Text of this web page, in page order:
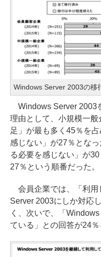
Windows Server 2003の移
Windows Server 2003
理由として、小規模一
足」が最も多く45％を
感じない」が27％とな
る必要を感じない」が
27％という順番だった。
会員企業では、「利用
Server 2003にしか対応
く、次いで、「
ている」との回答が24％